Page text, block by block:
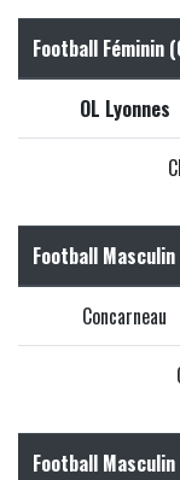
Football Féminin
OL Lyonnes
Football Masculin
Concarneau
Football